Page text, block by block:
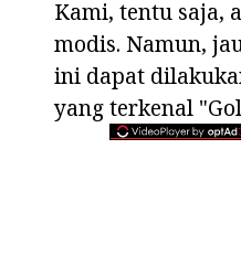
Kami, tentu saja,
modis. Namun,
ini dapat
yang terkenal